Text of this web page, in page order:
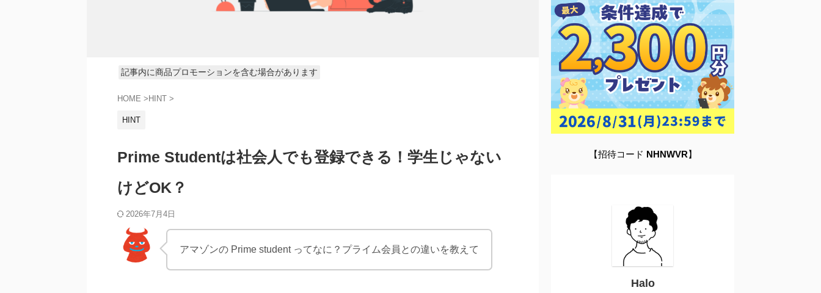
記事内に商品プロモーションを含む場合があります
HOME > HINT >
HINT
Prime Studentは社会人でも登録できる！学生じゃない
けどOK？
2026年7月4日
アマゾンの Prime student ってなに？プライム会員との違いを教えて
【招待コード NHNWVR】
Halo